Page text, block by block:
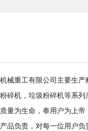
械重工有限公司主要生
碎机，垃圾粉碎机等系
量为生命，奉用户为上
品负责，对每一位用户